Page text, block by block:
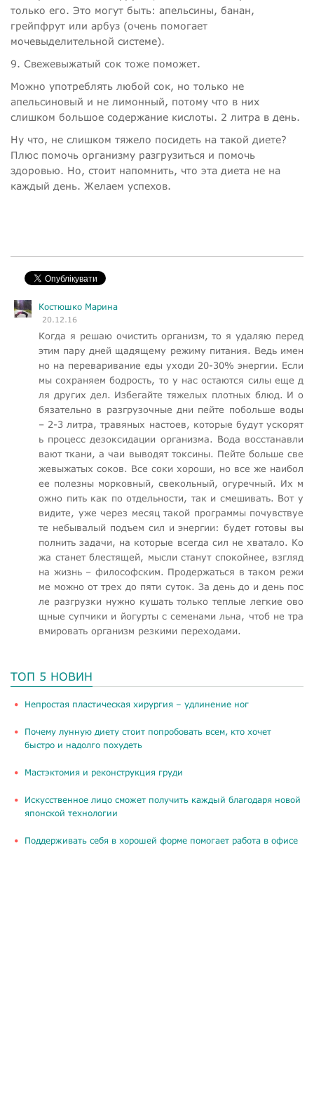
только его. Это могут быть: апельсины, банан,
грейпфрут или арбуз (очень помогает
мочевыделительной системе).
9. Свежевыжатый сок тоже поможет.
Можно употреблять любой сок, но только не
апельсиновый и не лимонный, потому что в них
слишком большое содержание кислоты. 2 литра в день.
Ну что, не слишком тяжело посидеть на такой диете?
Плюс помочь организму разгрузиться и помочь
здоровью. Но, стоит напомнить, что эта диета не на
каждый день. Желаем успехов.
Костюшко Марина
20.12.16
Когда я решаю очистить организм, то я удаляю перед
этим пару дней щадящему режиму питания. Ведь имен
но на переваривание еды уходи 20-30% энергии. Если
мы сохраняем бодрость, то у нас остаются силы еще д
ля других дел. Избегайте тяжелых плотных блюд. И о
бязательно в разгрузочные дни пейте побольше воды
– 2-3 литра, травяных настоев, которые будут ускорят
ь процесс дезоксидации организма. Вода восстанавли
вают ткани, а чаи выводят токсины. Пейте больше све
жевыжатых соков. Все соки хороши, но все же наибол
ее полезны морковный, свекольный, огуречный. Их м
ожно пить как по отдельности, так и смешивать. Вот у
видите, уже через месяц такой программы почувствуе
те небывалый подъем сил и энергии: будет готовы вы
полнить задачи, на которые всегда сил не хватало. Ко
жа станет блестящей, мысли станут спокойнее, взгляд
на жизнь – философским. Продержаться в таком режи
ме можно от трех до пяти суток. За день до и день пос
ле разгрузки нужно кушать только теплые легкие ово
щные супчики и йогурты с семенами льна, чтоб не тра
вмировать организм резкими переходами.
ТОП 5 НОВИН
​Непростая пластическая хирургия – удлинение ног
Почему лунную диету стоит попробовать всем, кто хочет
быстро и надолго похудеть
Мастэктомия и реконструкция груди
Искусственное лицо сможет получить каждый благодаря новой
японской технологии
Поддерживать себя в хорошей форме помогает работа в офисе